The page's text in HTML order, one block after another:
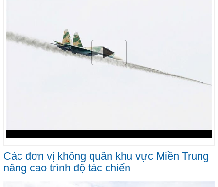
Các đơn vị không quân khu vực Miền Trung
nâng cao trình độ tác chiến